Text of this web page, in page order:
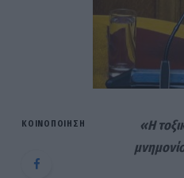
ΚΟΙΝΟΠΟΊΗΣΗ
«Η